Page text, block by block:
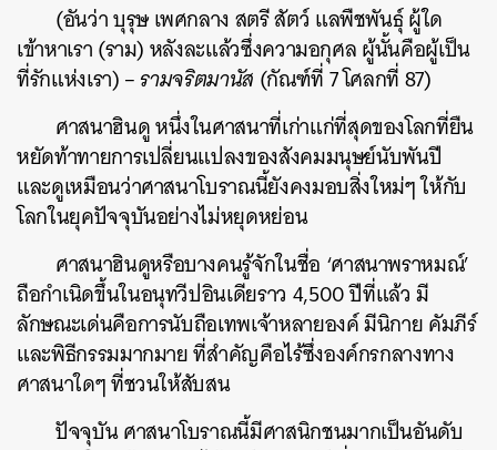
(อันว่า บุรุษ เพศกลาง สตรี สัตว์ แลพืชพันธุ์ ผู้ใด
เข้าหาเรา (ราม) หลังละแล้วซึ่งความอกุศล ผู้นั้นคือผู้เป็น
ที่รักแห่งเรา) –รามจริตมานัส (กัณฑ์ที่ 7 โศลกที่ 87)
ศาสนาฮินดู หนึ่งในศาสนาที่เก่าแก่ที่สุดของโลกที่ยืน
หยัดท้าทายการเปลี่ยนแปลงของสังคมมนุษย์นับพันปี
และดูเหมือนว่าศาสนาโบราณนี้ยังคงมอบสิ่งใหม่ๆ ให้กับ
โลกในยุคปัจจุบันอย่างไม่หยุดหย่อน
ศาสนาฮินดูหรือบางคนรู้จักในชื่อ ‘ศาสนาพราหมณ์’
ถือกำเนิดขึ้นในอนุทวีปอินเดียราว 4,500 ปีที่แล้ว มี
ลักษณะเด่นคือการนับถือเทพเจ้าหลายองค์ มีนิกาย คัมภีร์
และพิธีกรรมมากมาย ที่สำคัญคือไร้ซึ่งองค์กรกลางทาง
ศาสนาใดๆ ที่ชวนให้สับสน
ปัจจุบัน ศาสนาโบราณนี้มีศาสนิกชนมากเป็นอันดับ